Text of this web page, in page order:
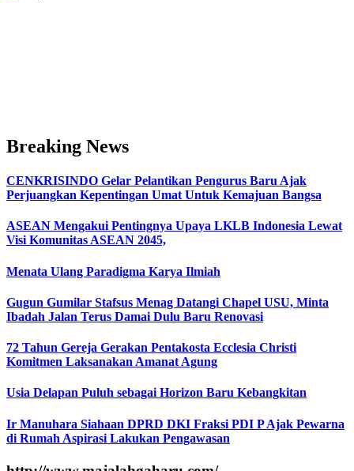
Breaking News
CENKRISINDO Gelar Pelantikan Pengurus Baru Ajak
Perjuangkan Kepentingan Umat Untuk Kemajuan Bangsa
ASEAN Mengakui Pentingnya Upaya LKLB Indonesia Lewat
Visi Komunitas ASEAN 2045,
Menata Ulang Paradigma Karya Ilmiah
Gugun Gumilar Stafsus Menag Datangi Chapel USU, Minta
Ibadah Jalan Terus Damai Dulu Baru Renovasi
72 Tahun Gereja Gerakan Pentakosta Ecclesia Christi
Komitmen Laksanakan Amanat Agung
Usia Delapan Puluh sebagai Horizon Baru Kebangkitan
Ir Manuhara Siahaan DPRD DKI Fraksi PDI P Ajak Pewarna
di Rumah Aspirasi Lakukan Pengawasan